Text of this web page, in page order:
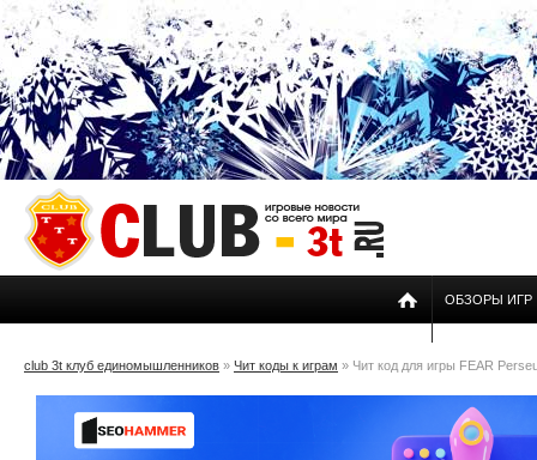
ОБЗОРЫ ИГР
club 3t клуб единомышленников » Чит коды к играм » Чит код для игры FEAR